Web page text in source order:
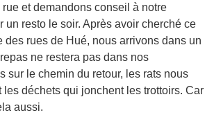
et demandons conseil à notre
un resto le soir. Après avoir cherché ce
des rues de Hué, nous arrivons dans un
ne restera pas dans nos
sur le chemin du retour, les rats nous
les déchets qui jonchent les trottoirs. Car
aussi.